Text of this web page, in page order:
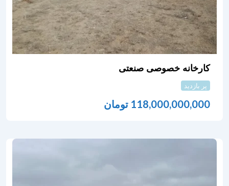
کارخانه خصوصی صنعتی
پر بازدید
118,000,000,000 تومان